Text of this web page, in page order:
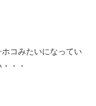
コみたいになってい
・・